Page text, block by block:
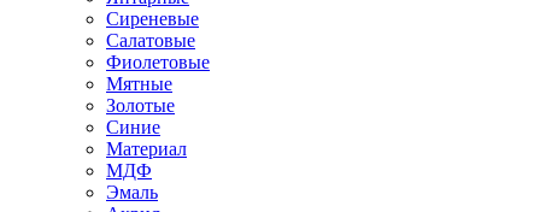
Сиреневые
Салатовые
Фиолетовые
Мятные
Золотые
Синие
Материал
МДФ
Эмаль